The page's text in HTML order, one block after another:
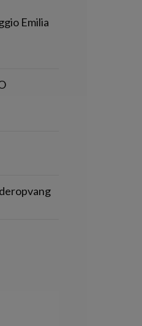
Emilia